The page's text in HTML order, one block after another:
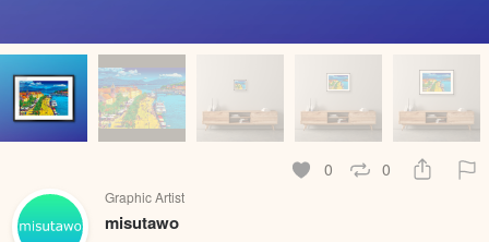
0 0
Graphic Artist
misutawo